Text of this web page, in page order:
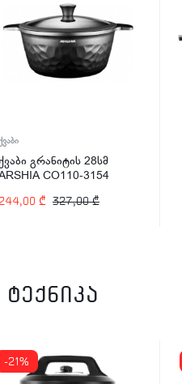
გრანიტის 28სმ
CO110-3154
327,00₾
244,00 ₾
-21%